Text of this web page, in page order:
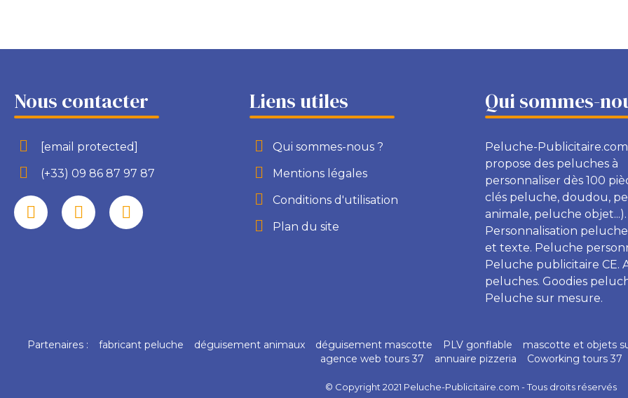
Nous contacter
[email protected]
(+33) 09 86 87 97 87
Liens utiles
Qui sommes-nous ?
Mentions légales
Conditions d'utilisation
Plan du site
Qui sommes-
Peluche-
propose des peluches à
personnaliser dès 100
clés peluche, doudou,
animale, peluche objet...).
Personnalisation
et texte. Peluche
Peluche publicitaire CE.
peluches. Goodies
Peluche sur mesure.
Partenaires : fabricant peluche déguisement animaux déguisement mascotte PLV gonflable
mascotte et objets
agence web tours 37
annuaire pizzeria Coworking tours 37
© Copyright 2021 Peluche-Publicitaire.com - Tous droits réservés